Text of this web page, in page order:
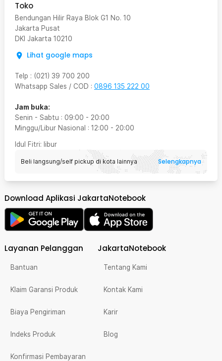
Toko
Bendungan Hilir Raya Blok G1 No. 10
Jakarta Pusat
DKI Jakarta 10210
Lihat google maps
Telp : (021) 39 700 200
Whatsapp Sales / COD : 0896 135 222 00
Jam buka:
Senin - Sabtu : 09:00 - 20:00
Minggu/Libur Nasional : 12:00 - 20:00
Idul Fitri: libur
Beli langsung/self pickup di kota lainnya Selengkapnya
Download Aplikasi JakartaNotebook
Layanan Pelanggan
Bantuan
Klaim Garansi Produk
Biaya Pengiriman
Indeks Produk
Konfirmasi Pembayaran
JakartaNotebook
Tentang Kami
Kontak Kami
Karir
Blog